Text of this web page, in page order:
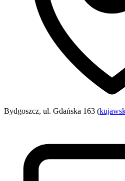
Bydgoszcz, ul. Gdańska 163 (